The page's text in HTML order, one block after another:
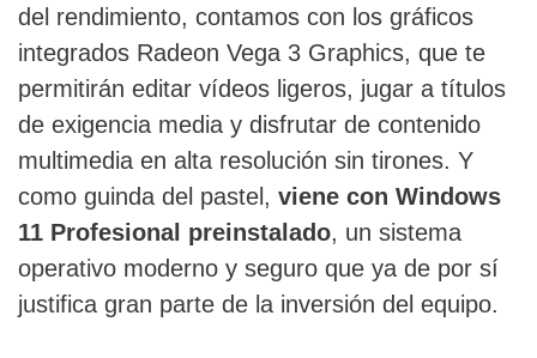
del rendimiento, contamos con los gráficos
integrados Radeon Vega 3 Graphics, que te
permitirán editar vídeos ligeros, jugar a títulos
de exigencia media y disfrutar de contenido
multimedia en alta resolución sin tirones. Y
como guinda del pastel, viene con Windows
11 Profesional preinstalado, un sistema
operativo moderno y seguro que ya de por sí
justifica gran parte de la inversión del equipo.